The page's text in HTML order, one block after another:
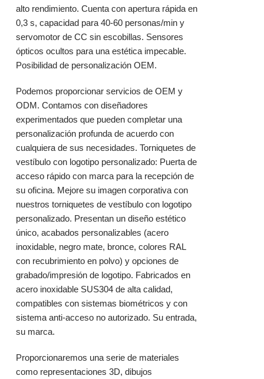
alto rendimiento. Cuenta con apertura rápida en
0,3 s, capacidad para 40-60 personas/min y
servomotor de CC sin escobillas. Sensores
ópticos ocultos para una estética impecable.
Posibilidad de personalización OEM.
Podemos proporcionar servicios de OEM y
ODM. Contamos con diseñadores
experimentados que pueden completar una
personalización profunda de acuerdo con
cualquiera de sus necesidades. Torniquetes de
vestíbulo con logotipo personalizado: Puerta de
acceso rápido con marca para la recepción de
su oficina. Mejore su imagen corporativa con
nuestros torniquetes de vestíbulo con logotipo
personalizado. Presentan un diseño estético
único, acabados personalizables (acero
inoxidable, negro mate, bronce, colores RAL
con recubrimiento en polvo) y opciones de
grabado/impresión de logotipo. Fabricados en
acero inoxidable SUS304 de alta calidad,
compatibles con sistemas biométricos y con
sistema anti-acceso no autorizado. Su entrada,
su marca.
Proporcionaremos una serie de materiales
como representaciones 3D, dibujos